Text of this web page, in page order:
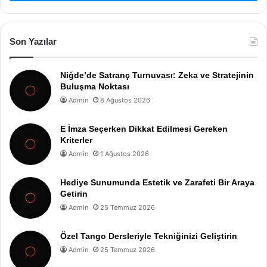
Son Yazılar
Niğde’de Satranç Turnuvası: Zeka ve Stratejinin
Buluşma Noktası
Admin 8 Ağustos 2026
E İmza Seçerken Dikkat Edilmesi Gereken
Kriterler
Admin 1 Ağustos 2026
Hediye Sunumunda Estetik ve Zarafeti Bir Araya
Getirin
Admin 25 Temmuz 2026
Özel Tango Dersleriyle Tekniğinizi Geliştirin
Admin 25 Temmuz 2026